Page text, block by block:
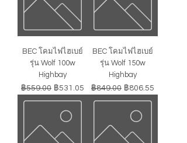
BEC โคมไฟไฮเบย์
รุ่น Wolf 100w
Highbay
ราคาปกติ
฿559.00 ราคาขายลด
฿531.05
BEC โคมไฟไฮเบย์
รุ่น Wolf 150w
Highbay
ราคาปกติ
฿849.00 ราคาขายลด
฿806.55